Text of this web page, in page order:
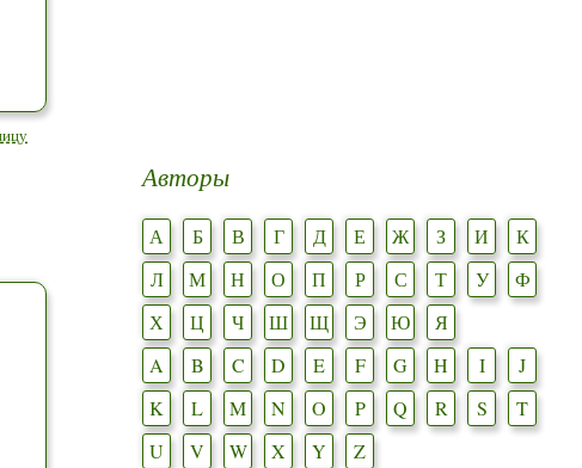
Авторы
А Б В Г Д Е Ж З И
К
Л
М Н О П Р С Т У
Ф
Х
Ц Ч Ш Щ Э Ю
Я
A
B C D E F G H I
J
K
L M N O P Q R S
T
U
V W X Y Z